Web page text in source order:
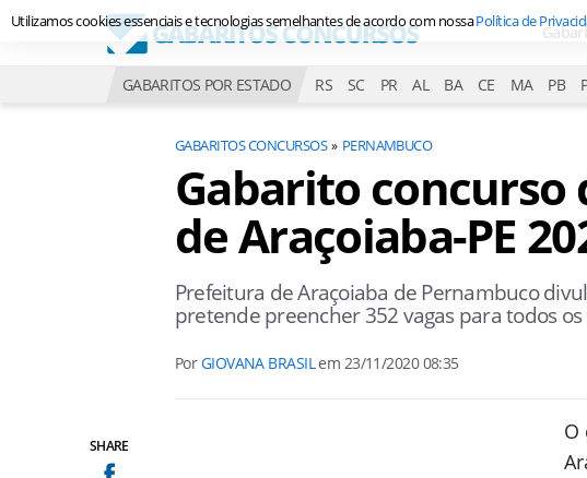
GABARITOS POR ESTADO RS SC PR AL BA CE MA PB
SHARE
GABARITOS CONCURSOS PERNAMBUCO
Gabarito concurso
de Araçoiaba-PE
Prefeitura de Araçoiaba de Pernambuco
pretende preencher 352 vagas para todos
PorGIOVANA BRASILem 23/11/2020 08:35
O
Utilizamos cookies essenciais e tecnologias semelhantes de acordo com nossaPolítica de